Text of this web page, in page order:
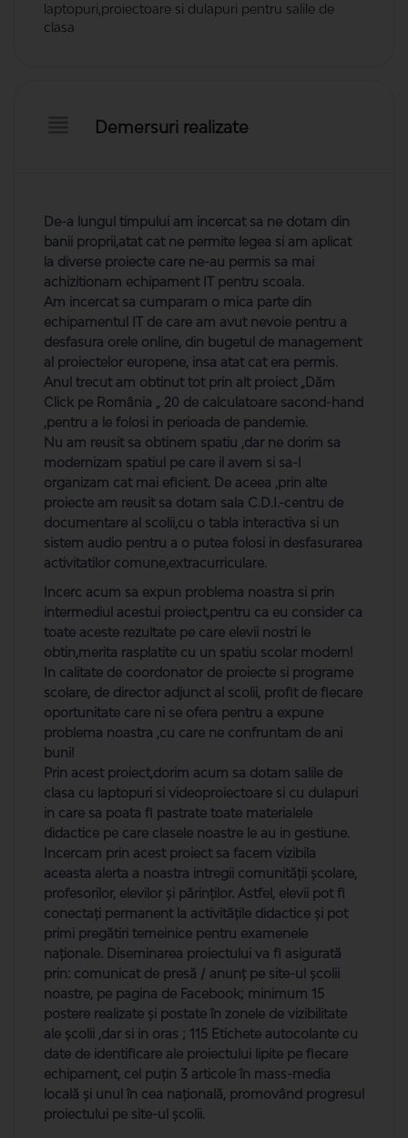
laptopuri,proiectoare si dulapuri pentru salile de
clasa
Demersuri realizate
De-a lungul timpului am incercat sa ne dotam din
banii proprii,atat cat ne permite legea si am aplicat
la diverse proiecte care ne-au permis sa mai
achizitionam echipament IT pentru scoala.
Am incercat sa cumparam o mica parte din
echipamentul IT de care am avut nevoie pentru a
desfasura orele online, din bugetul de management
al proiectelor europene, insa atat cat era permis.
Anul trecut am obtinut tot prin alt proiect „Dăm
Click pe România „ 20 de calculatoare sacond-hand
,pentru a le folosi in perioada de pandemie.
Nu am reusit sa obtinem spatiu ,dar ne dorim sa
modernizam spatiul pe care il avem si sa-l
organizam cat mai eficient. De aceea ,prin alte
proiecte am reusit sa dotam sala C.D.I.-centru de
documentare al scolii,cu o tabla interactiva si un
sistem audio pentru a o putea folosi in desfasurarea
activitatilor comune,extracurriculare.
Incerc acum sa expun problema noastra si prin
intermediul acestui proiect,pentru ca eu consider ca
toate aceste rezultate pe care elevii nostri le
obtin,merita rasplatite cu un spatiu scolar modern!
In calitate de coordonator de proiecte si programe
scolare, de director adjunct al scolii, profit de fiecare
oportunitate care ni se ofera pentru a expune
problema noastra ,cu care ne confruntam de ani
buni!
Prin acest proiect,dorim acum sa dotam salile de
clasa cu laptopuri si videoproiectoare si cu dulapuri
in care sa poata fi pastrate toate materialele
didactice pe care clasele noastre le au in gestiune.
Incercam prin acest proiect sa facem vizibila
aceasta alerta a noastra intregii comunității școlare,
profesorilor, elevilor și părinților. Astfel, elevii pot fi
conectați permanent la activitățile didactice și pot
primi pregătiri temeinice pentru examenele
naționale. Diseminarea proiectului va fi asigurată
prin: comunicat de presă / anunț pe site-ul școlii
noastre, pe pagina de Facebook; minimum 15
postere realizate și postate în zonele de vizibilitate
ale școlii ,dar si in oras ; 115 Etichete autocolante cu
date de identificare ale proiectului lipite pe fiecare
echipament, cel puțin 3 articole în mass-media
locală și unul în cea națională, promovând progresul
proiectului pe site-ul școlii.